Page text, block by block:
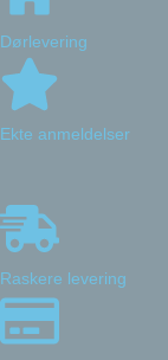
Dørlevering
Ekte anmeldelser
Raskere levering